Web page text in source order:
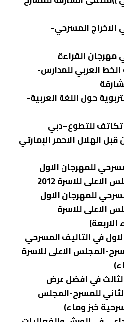
المسرحي-
القراءة
العربي للمدارس-
حول اللغة العربية-
للتطوع–دبي
الهلال الاحمر الإمارتي
للمهرجان الاول
للاسرة 2012
للمهرجان الاول
الاعلى للاسرة
في التاليف المسرحي
المجلس الاعلى للاسرة
الثالث في افضل عرض
للمسرح-المجلس